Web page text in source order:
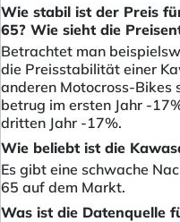
Wie stabil ist der Preis
65? Wie sieht die
Betrachtet man
die Preisstabilität einer
anderen Motocross-Bikes
betrug im ersten Jahr -
dritten Jahr -17%.
Wie beliebt ist die
Es gibt eine schwache
65 auf dem Markt.
Was ist die Datenquelle